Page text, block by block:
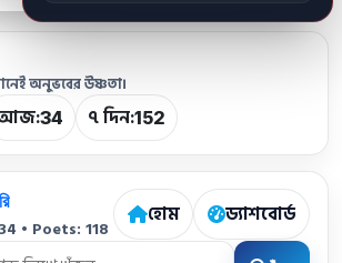
অনুভবের উষ্ণতা।
34 ৭ দিন:152
• Poets: 118
হোম ড্যাশবোর্ড